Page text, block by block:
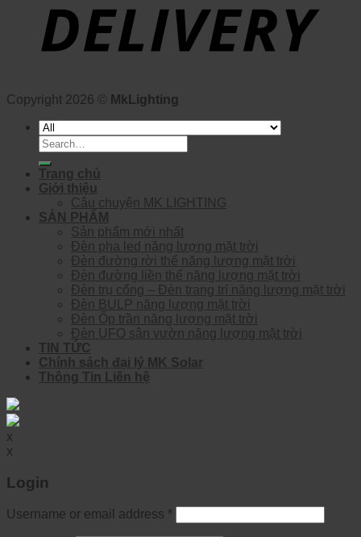
Copyright 2026 © MkLighting
Search
for:
Trang chủ
Giới thiệu
Câu chuyện MK LIGHTING
SẢN PHẨM
Sản phẩm mới nhất
Đèn pha led năng lượng mặt trời
Đèn đường rời thể năng lượng mặt trời
Đèn đường liền thể năng lượng mặt trời
Đèn trụ cổng – Đèn trang trí năng lượng mặt trời
Đèn BULP năng lượng mặt trời
Đèn Ốp trần năng lượng mặt trời
Đèn UFO sân vườn năng lượng mặt trời
TIN TỨC
Chính sách đại lý MK Solar
Thông Tin Liên hệ
x
x
Login
Username or email address *